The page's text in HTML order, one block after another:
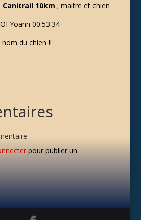
Canitrail 10km ; maitre et chien
Yoann 00:53:34
nom du chien !!
pour publier un